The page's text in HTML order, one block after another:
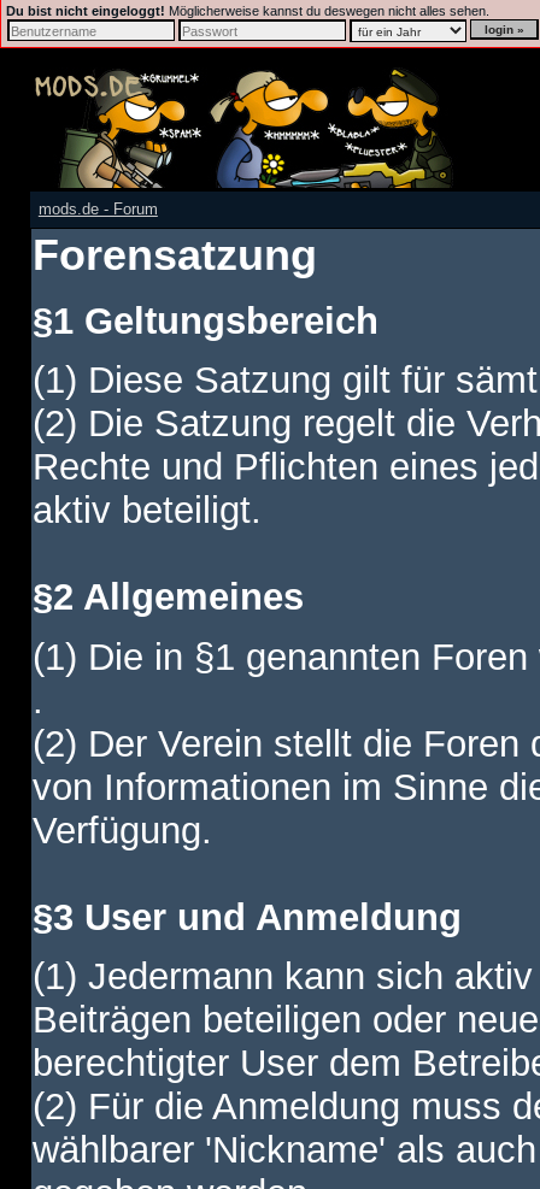
Du bist nicht eingeloggt! Möglicherweise kannst du deswegen nicht alles sehen.
mods.de - Forum
Forensatzung
§1 Geltungsbereich
(1) Diese Satzung gilt für
(2) Die Satzung regelt die
Rechte und Pflichten eines
aktiv beteiligt.
§2 Allgemeines
(1) Die in §1 genannten
.
(2) Der Verein stellt die
von Informationen im Sinne
Verfügung.
§3 User und Anmeldung
(1) Jedermann kann sich
Beiträgen beteiligen oder
berechtigter User dem
(2) Für die Anmeldung muss
wählbarer 'Nickname' als